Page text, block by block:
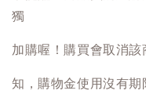
獨
加購喔！購買會取消
知，購物金使用沒有期